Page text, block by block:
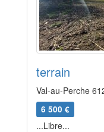
terrain
Val-au-Perche
6 500 €
...Libre...